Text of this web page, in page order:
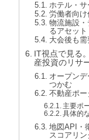
ホテル・
労働者向
物流施設
るアセット
大会後も
IT視点で見る
産投資のリサ
オープン
つかむ
不動産ポー
主要ポ
具体的
地図API・
スコアリン